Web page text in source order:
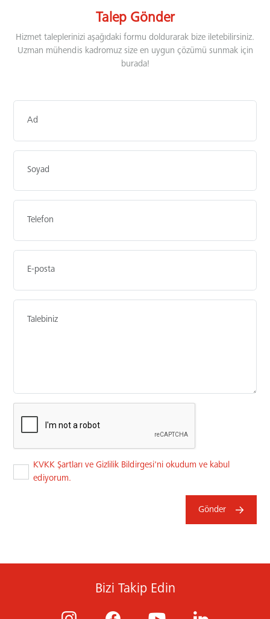
Talep Gönder
Hizmet taleplerinizi aşağıdaki formu doldurarak bize iletebilirsiniz.
Uzman mühendis kadromuz size en uygun çözümü sunmak için
burada!
KVKK Şartları ve Gizlilik Bildirgesi'ni okudum ve kabul
ediyorum.
Gönder
Bizi Takip Edin